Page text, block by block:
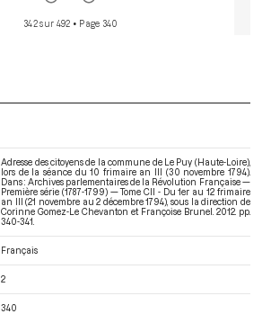
342 sur 492 • Page 340
Adresse des citoyens de la commune de Le Puy (Haute-Loire),
lors de la séance du 10 frimaire an III (30 novembre 1794).
Dans : Archives parlementaires de la Révolution Française —
Première série (1787-1799) — Tome CII - Du 1er au 12 frimaire
an III (21 novembre au 2 décembre 1794) , sous la direction de
Corinne Gomez-Le Chevanton et Françoise Brunel. 2012. pp.
340-341.
Français
2
340